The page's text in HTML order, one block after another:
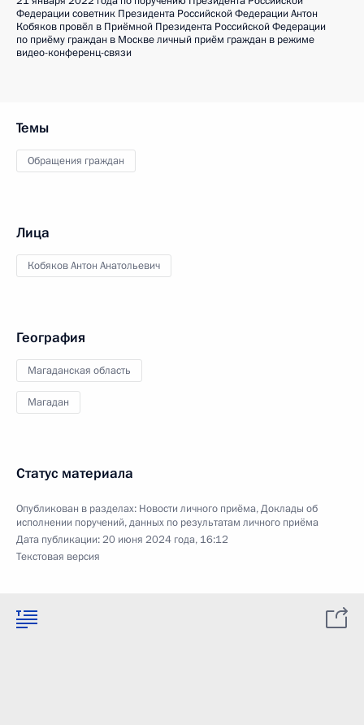
Федерации советник Президента Российской Федерации Антон
Кобяков провёл в Приёмной Президента Российской Федерации
по приёму граждан в Москве личный приём граждан в режиме
видео-конференц-связи
Темы
Обращения граждан
Лица
Кобяков Антон Анатольевич
География
Магаданская область
Магадан
Статус материала
Опубликован в разделах: Новости личного приёма,Доклады об
исполнении поручений, данных по результатам личного приёма
Дата публикации:20 июня 2024 года, 16:12
Текстовая версия